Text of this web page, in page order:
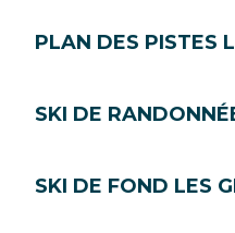
PLAN DES PISTES
SKI DE
SKI DE FOND LES
!
newsletter